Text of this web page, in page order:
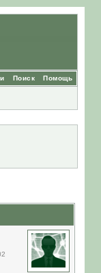
Помощь
Поиск